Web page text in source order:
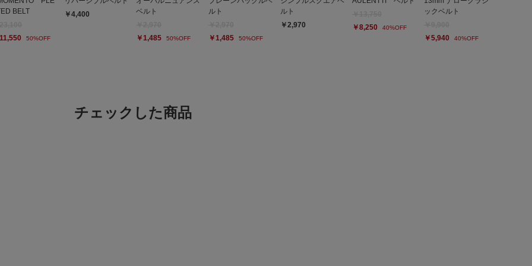
BELT
50%OFF
￥4,400
ベルト
￥1,485
50%OFF
ルト
￥1,485
50%OFF
ルト
￥2,970
￥8,250
40%OFF
ックベルト
￥5,940
40%OFF
チェックした商品